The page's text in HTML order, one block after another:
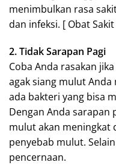
menimbulkan rasa
dan infeksi. [ Obat Sakit
2. Tidak Sarapan Pagi
Coba Anda rasakan
agak siang mulut
ada bakteri yang bisa
Dengan Anda sarapan
mulut akan meningkat
penyebab mulut.
pencernaan.